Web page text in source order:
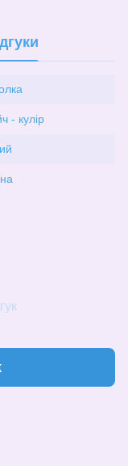
- кулір